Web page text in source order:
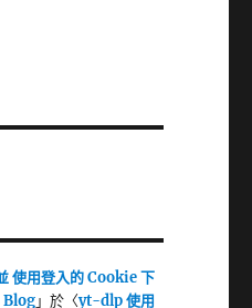
使用登入的 Cookie 下
Blog」於〈yt-dlp 使用